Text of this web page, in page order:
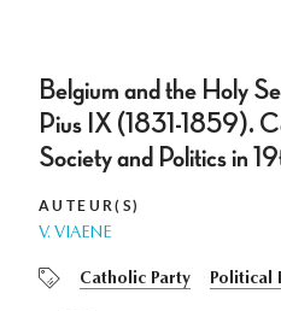
Belgium and the Holy
Pius IX (1831-1859).
Society and Politics in
AUTEUR(S)
V. VIAENE
Catholic Party Political